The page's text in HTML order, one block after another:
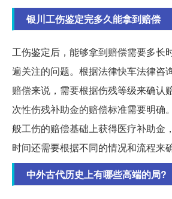
银川工伤鉴定完多久能拿到赔偿
工伤鉴定后，能够拿到赔偿需要多长
遍关注的问题。根据法律快车法律咨
赔偿来说，需要根据伤残等级来确认
次性伤残补助金的赔偿标准需要明确
般工伤的赔偿基础上获得医疗补助金
时间还需要根据不同的情况和流程来确
中外古代历史上有哪些高端的局?